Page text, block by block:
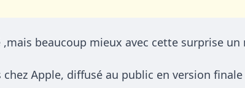
beaucoup mieux avec cette surprise un
Apple, diffusé au public en version finale